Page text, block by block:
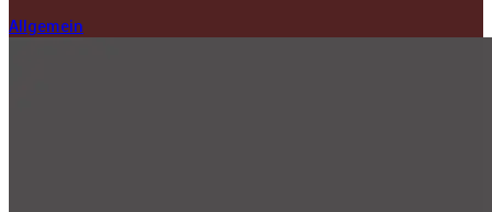
Allgemein